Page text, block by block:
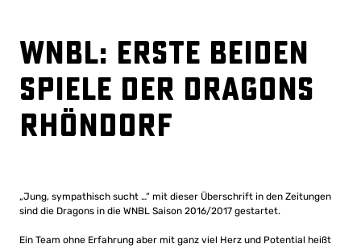
WNBL: Erste beiden
Spiele der Dragons
Rhöndorf
„Jung, sympathisch sucht …“ mit dieser Überschrift in den Zeitungen
sind die Dragons in die WNBL Saison 2016/2017 gestartet.
Ein Team ohne Erfahrung aber mit ganz viel Herz und Potential heißt